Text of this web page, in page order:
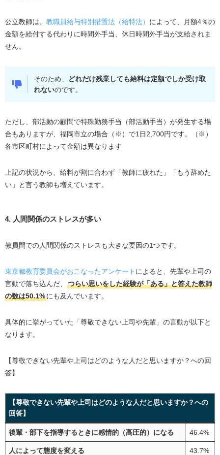
公立教師は、 教職員給与特別措置法（給特法） によって、月額4％の
金額を給付する代わりに時間外手当、休日時間外手当が支給されま
せん。
そのため、 どれだけ残業しても給料は定額でしか受け取
れないのです。
ただし、部活動の顧問で特殊勤務手当（部活動手当）が発生する場
合もありますが、福岡市立の場合（※）で1日2,700円です。（※）
各市区町村によって金額は異なります
上記の状況から、給料が割に合わず「教師に疲れた」「もう辞めた
い」と言う教師も増えています。
4. 人間関係のストレスが多い
教員間での人間関係のストレスも大きな要因の1つです。
東京都教育委員会がおこなったアンケート によると、先輩や上司の
言動で落ち込んだ、
つらい思いをした経験が「ある」と答えた教師
の数は50.1%にも及んでいます。
具体的に挙がっていた「尊敬できない上司や先輩」の言動が以下と
なります。
【尊敬できない先輩や上司はどのような人だと思いますか？への回
答】
【尊敬できない先輩や上司はどのような人だと思いますか？への
回答】
後輩・部下を指導するときに感情的（高圧的）になる 46.4%
人によって態度を変える 43.7%